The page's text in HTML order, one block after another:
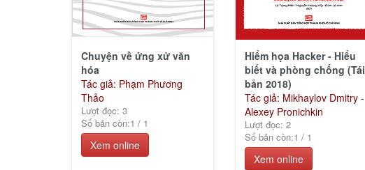
Chuyện về ứng xử văn
hóa
Tác giả: Phạm Phương
Thảo
Lượt đọc: 3
Số bản còn:1 /1
Xem online
Hiểm họa Hacker - Hiểu
biết và phòng chống (Tái
bản 2018)
Tác giả: Mikhaylov Dmitry -
Alexey Pronichkin
Lượt đọc: 2
Số bản còn:1 /1
Xem online